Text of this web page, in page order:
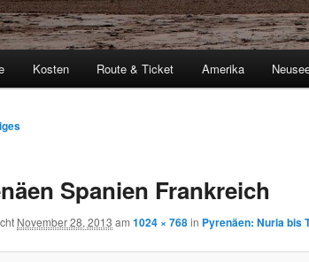
Kosten Route & Ticket Amerika
Spanien Frankreich
November 28, 2013 am 1024 × 768in Pyrenäen: Nuria bis